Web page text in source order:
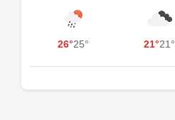
26°25° 21°21°